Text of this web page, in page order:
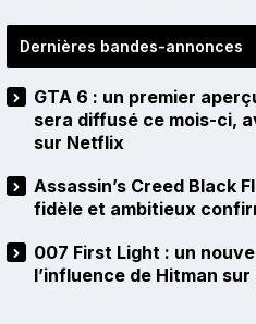
Dernières bandes-annonces
GTA 6 : un premier
sera diffusé ce mois-ci,
sur Netflix
Assassin’s Creed Black
fidèle et ambitieux
007 First Light : un
l’influence de Hitman